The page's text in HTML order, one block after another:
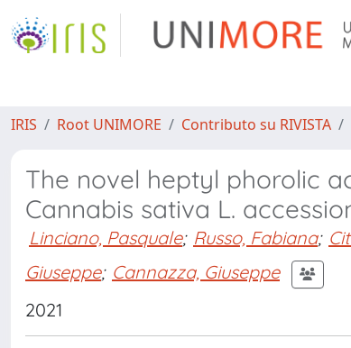
IRIS Root UNIMORE Contributo su RIVISTA
The novel heptyl phorolic
Cannabis sativa L.
Linciano, Pasquale; Russo, Fabiana;
Giuseppe; Cannazza, Giuseppe
2021